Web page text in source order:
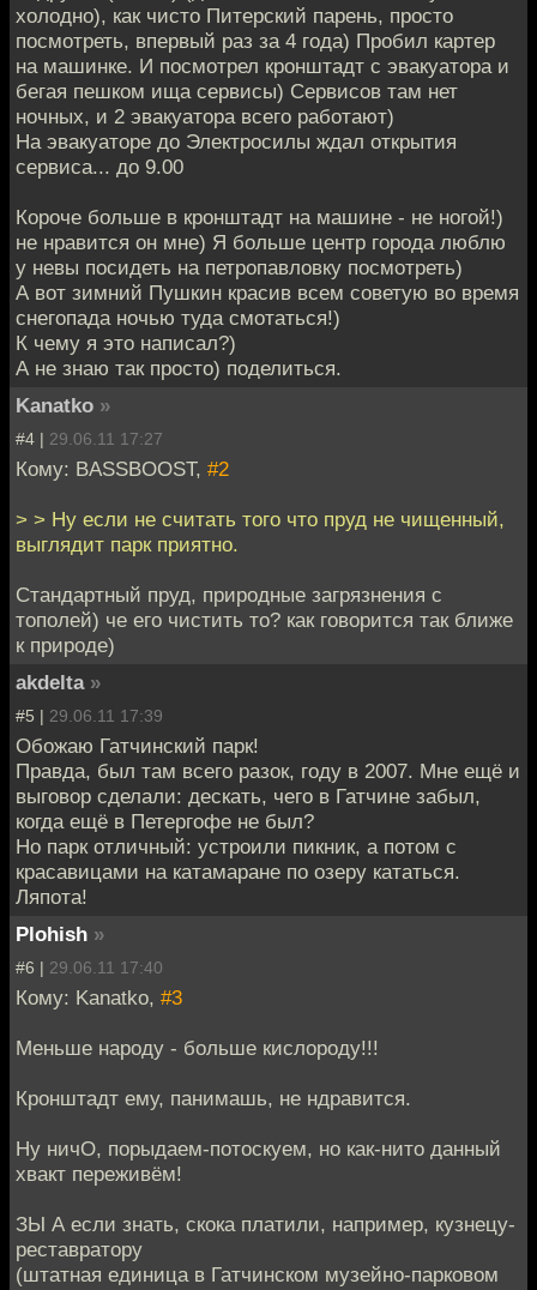
холодно), как чисто Питерский парень, просто
посмотреть, впервый раз за 4 года) Пробил картер
на машинке. И посмотрел кронштадт с эвакуатора и
бегая пешком ища сервисы) Сервисов там нет
ночных, и 2 эвакуатора всего работают)
На эвакуаторе до Электросилы ждал открытия
сервиса... до 9.00
Короче больше в кронштадт на машине - не ногой!)
не нравится он мне) Я больше центр города люблю
у невы посидеть на петропавловку посмотреть)
А вот зимний Пушкин красив всем советую во время
снегопада ночью туда смотаться!)
К чему я это написал?)
А не знаю так просто) поделиться.
Kanatko »
#4 | 29.06.11 17:27
Кому: BASSBOOST, #2
> > Ну если не считать того что пруд не чищенный,
выглядит парк приятно.
Стандартный пруд, природные загрязнения с
тополей) че его чистить то? как говорится так ближе
к природе)
akdelta »
#5 | 29.06.11 17:39
Обожаю Гатчинский парк!
Правда, был там всего разок, году в 2007. Мне ещё и
выговор сделали: дескать, чего в Гатчине забыл,
когда ещё в Петергофе не был?
Но парк отличный: устроили пикник, а потом с
красавицами на катамаране по озеру кататься.
Ляпота!
Plohish »
#6 | 29.06.11 17:40
Кому: Kanatko, #3
Меньше народу - больше кислороду!!!
Кронштадт ему, панимашь, не ндравится.
Ну ничО, порыдаем-потоскуем, но как-нито данный
хвакт переживём!
ЗЫ А если знать, скока платили, например, кузнецу-
реставратору
(штатная единица в Гатчинском музейно-парковом